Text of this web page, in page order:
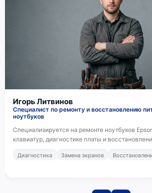
Игорь Литвинов
Специалист по ремонту и восстановлению
ноутбуков
Специализируется на ремонте ноутбуков
клавиатур, диагностике платы и
Диагностика Замена экранов